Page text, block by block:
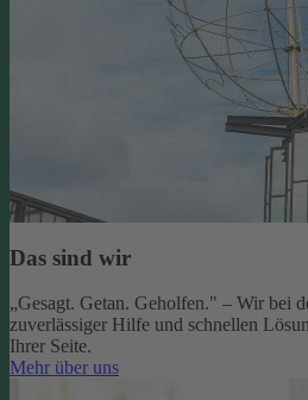
Das sind wir
„Gesagt. Getan. Geholfen." – Wir bei
zuverlässiger Hilfe und schnellen
Ihrer Seite.
Mehr über uns